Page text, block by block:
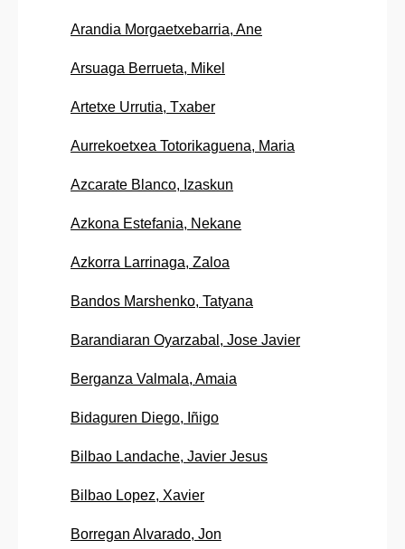
Arandia Morgaetxebarria, Ane
Arsuaga Berrueta, Mikel
Artetxe Urrutia, Txaber
Aurrekoetxea Totorikaguena, Maria
Azcarate Blanco, Izaskun
Azkona Estefania, Nekane
Azkorra Larrinaga, Zaloa
Bandos Marshenko, Tatyana
Barandiaran Oyarzabal, Jose Javier
Berganza Valmala, Amaia
Bidaguren Diego, Iñigo
Bilbao Landache, Javier Jesus
Bilbao Lopez, Xavier
Borregan Alvarado, Jon